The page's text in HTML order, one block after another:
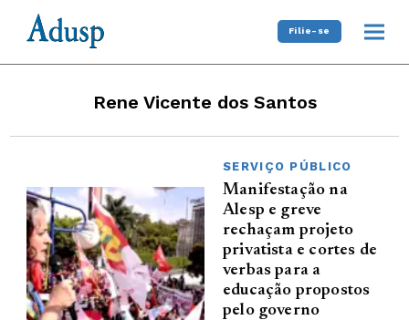
Filie-se
Rene Vicente dos Santos
SERVIÇO PÚBLICO
Manifestação na
Alesp e greve
rechaçam projeto
privatista e cortes de
verbas para a
educação propostos
pelo governo